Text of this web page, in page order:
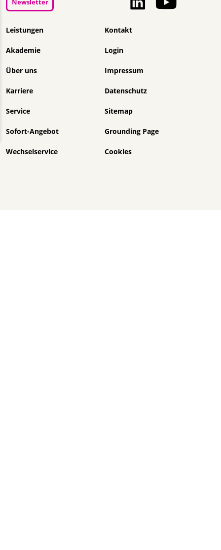
Navigation überspringen
Leistungen
Akademie
Über uns
Karriere
Service
Sofort-Angebot
Wechselservice
Kontakt
Login
Impressum
Datenschutz
Sitemap
Grounding Page
Cookies